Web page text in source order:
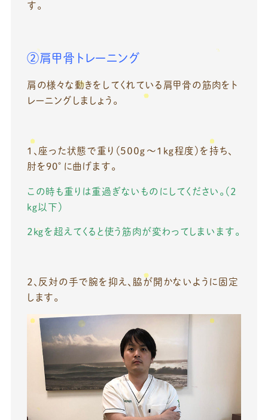
す。
②肩甲骨トレーニング
肩の様々な動きをしてくれている肩甲骨の筋肉をト
レーニングしましょう。
１、座った状態で重り（５００ｇ～１ｋｇ程度）を持ち、
肘を90°に曲げます。
この時も重りは重過ぎないものにしてください。（２
ｋｇ以下）
２ｋｇを超えてくると使う筋肉が変わってしまいます。
２、反対の手で腕を抑え、脇が開かないように固定
します。